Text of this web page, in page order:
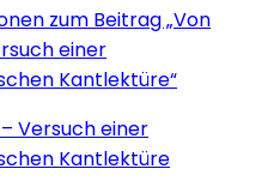
zum Beitrag „Von
einer
Kantlektüre“
Versuch einer
Kantlektüre